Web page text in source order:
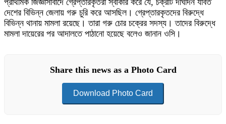
দেশের বিভিন্ন জেলায় গরু চুরি করে আসছিল। গ্রেপ্তারকৃতদের বিরুদ্ধে
বিভিন্ন থানায় মামলা রয়েছে। তারা গরু চোর চক্রের সদস্য। তাদের বিরুদ্ধে
মামলা দায়েরের পর আদালতে পাঠানো হয়েছে বলেও জানান ওসি।
Share this news as a Photo Card
Download Photo Card